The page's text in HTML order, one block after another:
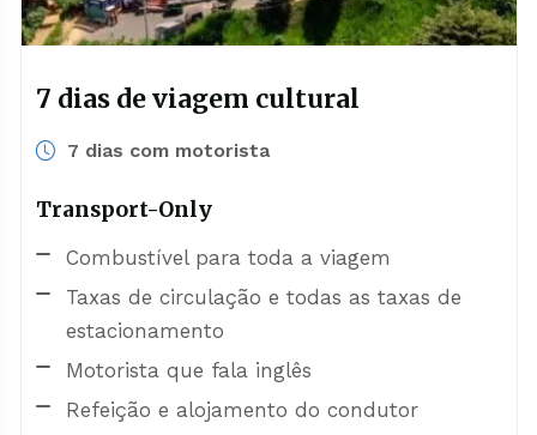
7 dias de viagem cultural
7 dias com motorista
Transport-Only
Combustível para toda a viagem
Taxas de circulação e todas as taxas de
estacionamento
Motorista que fala inglês
Refeição e alojamento do condutor